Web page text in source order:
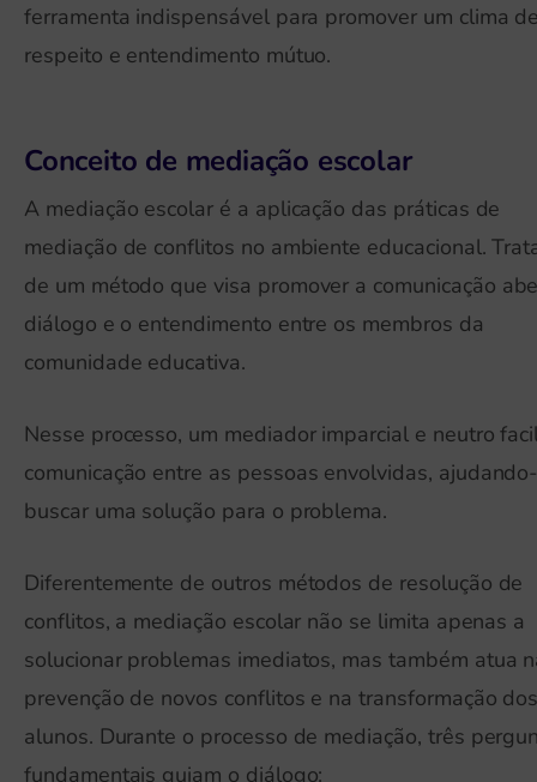
ferramenta indispensável para promover um clima
respeito e entendimento mútuo.
Conceito de mediação escolar
A mediação escolar é a aplicação das práticas de
mediação de conflitos no ambiente educacional.
de um método que visa promover a comunicação
diálogo e o entendimento entre os membros da
comunidade educativa.
Nesse processo, um mediador imparcial e neutro
comunicação entre as pessoas envolvidas,
buscar uma solução para o problema.
Diferentemente de outros métodos de resolução de
conflitos, a mediação escolar não se limita apenas a
solucionar problemas imediatos, mas também atua
prevenção de novos conflitos e na transformação
alunos. Durante o processo de mediação, três
fundamentais guiam o diálogo: